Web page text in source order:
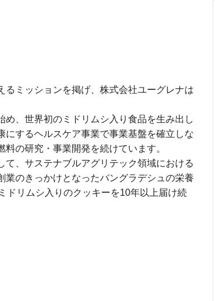
ミッションを掲げ、株式会社ユーグレナは
め、世界初のミドリムシ入り食品を生み出し
にするヘルスケア事業で事業基盤を確立しな
の研究・事業開発を続けています。
、サステナブルアグリテック領域における
のきっかけとなったバングラデシュの栄養
ドリムシ入りのクッキーを10年以上届け続